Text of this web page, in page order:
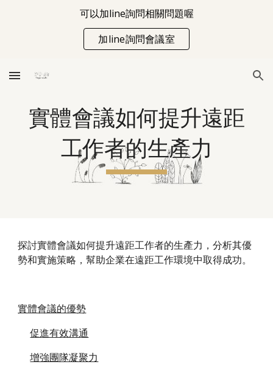
可以加line詢問相關問題喔
加line詢問會議室
實體會議如何提升遠距
工作者的生產力
探討實體會議如何提升遠距工作者的生產力，分析其優
勢和實施策略，幫助企業在遠距工作環境中取得成功。
實體會議的優勢
促進有效溝通
增強團隊凝聚力